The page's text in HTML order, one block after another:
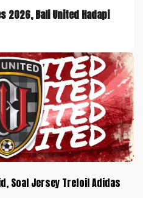
2026, Bali United Hadapi
Soal Jersey Trefoil Adidas